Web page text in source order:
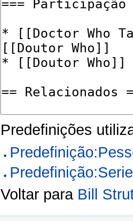
Predefinições
Predefinição:Serie
Voltar para Bill